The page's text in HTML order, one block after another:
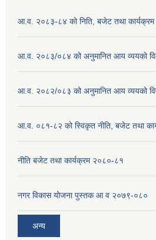
आ.व. २०८३-८४ को निति, बजेट तथा कार्यक्रम
आ.व. २०८३/०८४ को अनुमानित आय व्ययको
आ.व. २०८२/०८३ को अनुमानित आय व्ययको
आ.व. ०८१-८२ को स्विकृत नीति, बजेट तथा
नीति बजेट तथा कार्यक्रम २०८०-८१
नगर विकास योजना पुस्तक आ व २०७९-०८०
अन्य